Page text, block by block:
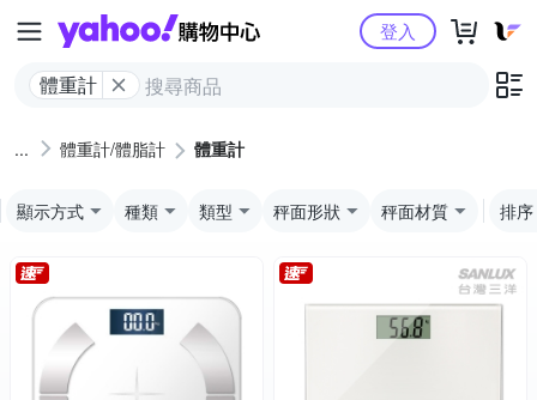
Yahoo購物中心
體重計
登入
體重計/體脂計 體重計
顯示方式 種類 類型 秤面形狀 秤面材質 排序